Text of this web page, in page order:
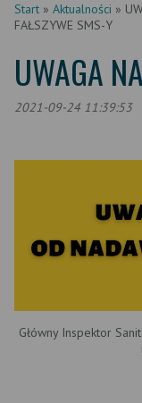
Start » Aktualności »
FAŁSZYWE SMS-Y
UWAGA
2021-09-24 11:39:53
Główny Inspektor